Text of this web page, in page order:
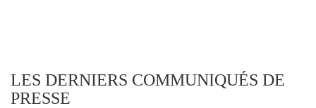
LES DERNIERS COMMUNIQUÉS DE
PRESSE